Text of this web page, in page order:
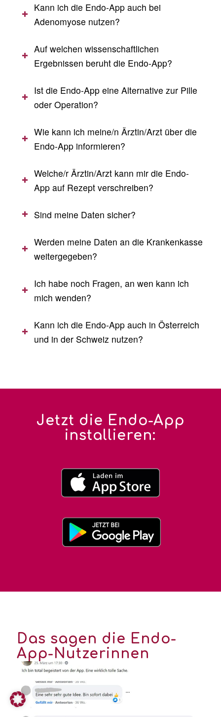
Kann ich die Endo-App auch bei
Adenomyose nutzen?
Auf welchen wissenschaftlichen
Ergebnissen beruht die Endo-App?
Ist die Endo-App eine Alternative zur Pille
oder Operation?
Wie kann ich meine/n Ärztin/Arzt über die
Endo-App informieren?
Welche/r Ärztin/Arzt kann mir die Endo-
App auf Rezept verschreiben?
Sind meine Daten sicher?
Werden meine Daten an die Krankenkasse
weitergegeben?
Ich habe noch Fragen, an wen kann ich
mich wenden?
Kann ich die Endo-App auch in Österreich
und in der Schweiz nutzen?
Jetzt die Endo-App
installieren:
Das sagen die Endo-
App-Nutzerinnen